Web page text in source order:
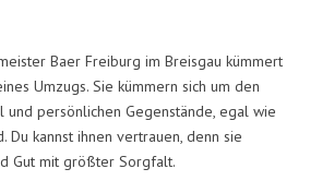
Baer Freiburg im Breisgau kümmert
Umzugs. Sie kümmern sich um den
persönlichen Gegenstände, egal wie
kannst ihnen vertrauen, denn sie
Gut mit größter Sorgfalt.